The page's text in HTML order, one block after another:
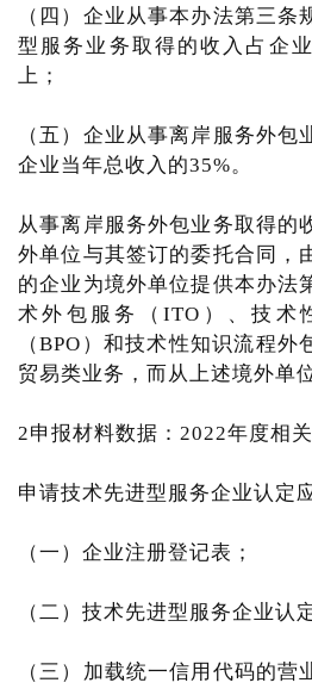
（四）企业从事本办法第三
型服务业务取得的收入占企
上；
（五）企业从事离岸服务外
企业当年总收入的35%。
从事离岸服务外包业务取得的
外单位与其签订的委托合同，
的企业为境外单位提供本办法
术外包服务（ITO）、技术
（BPO）和技术性知识流程外
贸易类业务，而从上述境外单
2申报材料数据：2022年度相关
申请技术先进型服务企业认定
（一）企业注册登记表；
（二）技术先进型服务企业认
（三）加载统一信用代码的营